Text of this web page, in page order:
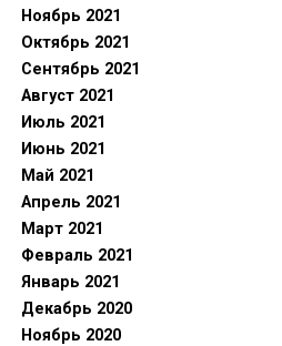
Ноябрь 2021
Октябрь 2021
Сентябрь 2021
Август 2021
Июль 2021
Июнь 2021
Май 2021
Апрель 2021
Март 2021
Февраль 2021
Январь 2021
Декабрь 2020
Ноябрь 2020